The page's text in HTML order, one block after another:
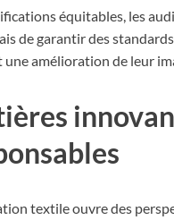
équitables, les
de garantir des
une amélioration de leur
textile ouvre des